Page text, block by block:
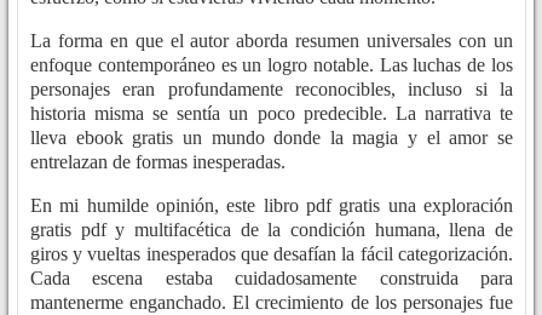
La forma en que el autor aborda resumen universales con un
enfoque contemporáneo es un logro notable. Las luchas de los
personajes eran profundamente reconocibles, incluso si la
historia misma se sentía un poco predecible. La narrativa te
lleva ebook gratis un mundo donde la magia y el amor se
entrelazan de formas inesperadas.
En mi humilde opinión, este libro pdf gratis una exploración
gratis pdf y multifacética de la condición humana, llena de
giros y vueltas inesperados que desafían la fácil categorización.
Cada escena estaba cuidadosamente construida para
mantenerme enganchado. El crecimiento de los personajes fue